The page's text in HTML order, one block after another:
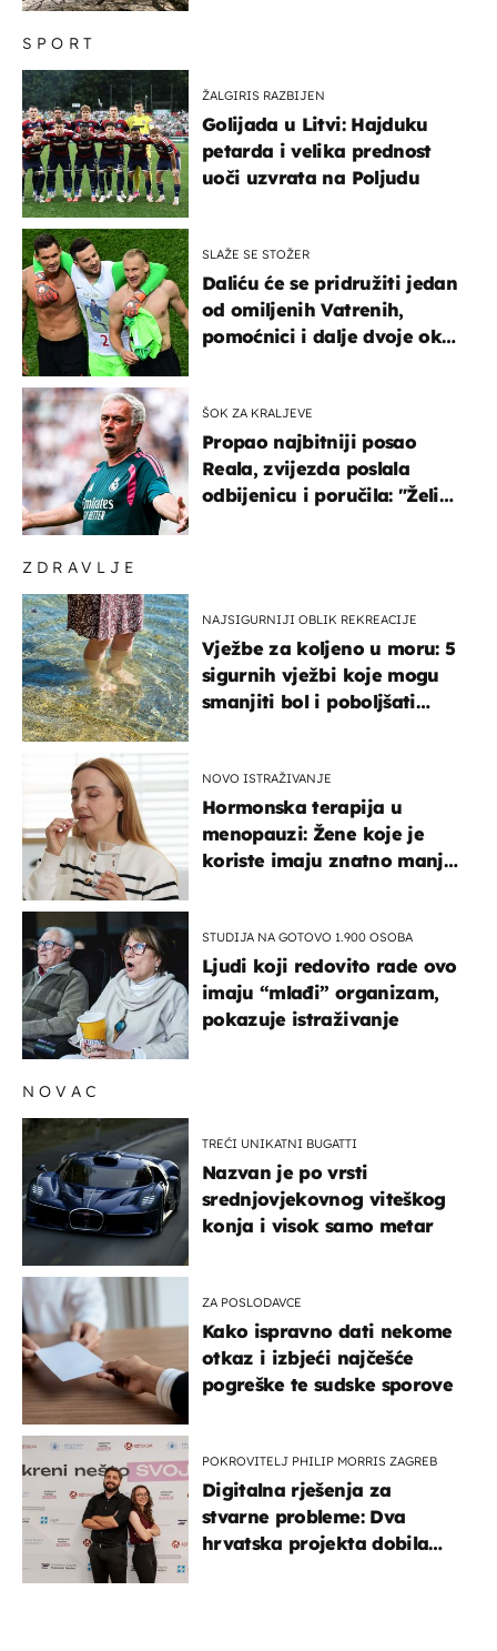
ZDRAVLJE
NAJSIGURNIJI OBLIK REKREACIJE
Vježbe za koljeno u moru: 5
sigurnih vježbi koje mogu
smanjiti bol i poboljšati
NOVO ISTRAŽIVANJE
Hormonska terapija u
menopauzi: Žene koje je
koriste imaju znatno manji
STUDIJA NA GOTOVO 1.900 OSOBA
Ljudi koji redovito rade ovo
imaju “mlađi” organizam,
pokazuje istraživanje
SPORT
ŽALGIRIS RAZBIJEN
Golijada u Litvi: Hajduku
petarda i velika prednost
uoči uzvrata na Poljudu
SLAŽE SE STOŽER
Daliću će se pridružiti jedan
od omiljenih Vatrenih,
pomoćnici i dalje dvoje oko
ŠOK ZA KRALJEVE
Propao najbitniji posao
Reala, zvijezda poslala
odbijenicu i poručila: "Želim
NOVAC
TREĆI UNIKATNI BUGATTI
Nazvan je po vrsti
srednjovjekovnog viteškog
konja i visok samo metar
ZA POSLODAVCE
Kako ispravno dati nekome
otkaz i izbjeći najčešće
pogreške te sudske sporove
POKROVITELJ PHILIP MORRIS ZAGREB
Digitalna rješenja za
stvarne probleme: Dva
hrvatska projekta dobila